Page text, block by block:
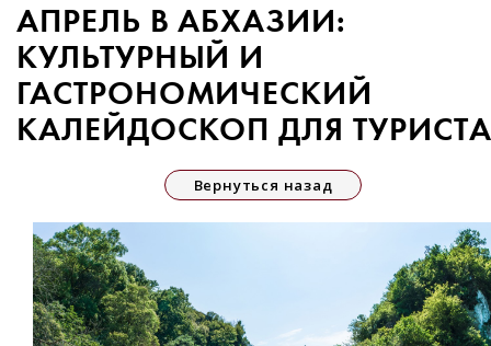
АПРЕЛЬ В АБХАЗИИ:
КУЛЬТУРНЫЙ И
ГАСТРОНОМИЧЕСКИЙ
КАЛЕЙДОСКОП ДЛЯ ТУРИСТА
Вернуться назад